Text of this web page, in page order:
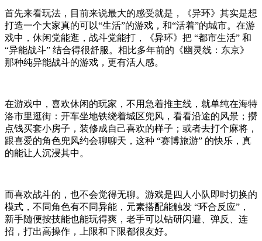
首先来看玩法，目前来说最大的感受就是，《异环》其实是想
打造一个大家真的可以“生活”的游戏，和“活着”的城市。在游
戏中，休闲党能逛，战斗党能打，《异环》把 “都市生活” 和
“异能战斗” 结合得很舒服。相比多年前的《幽灵线：东京》
那种纯异能战斗的游戏，更有活人感。
在游戏中，喜欢休闲的玩家，不用急着推主线，就单纯在海特
洛市里逛街：开车坐地铁绕着城区兜风，看看沿途的风景；攒
点钱买套小房子，装修成自己喜欢的样子；或者去打个麻将，
跟喜爱的角色兜风约会聊聊天，这种 “赛博旅游” 的快乐，真
的能让人沉浸其中。
而喜欢战斗的，也不会觉得无聊。游戏是四人小队即时切换的
模式，不同角色有不同异能，元素搭配能触发 “环合反应”，
新手随便按技能也能玩得爽，老手可以钻研闪避、弹反、连
招，打出高操作，上限和下限都很友好。